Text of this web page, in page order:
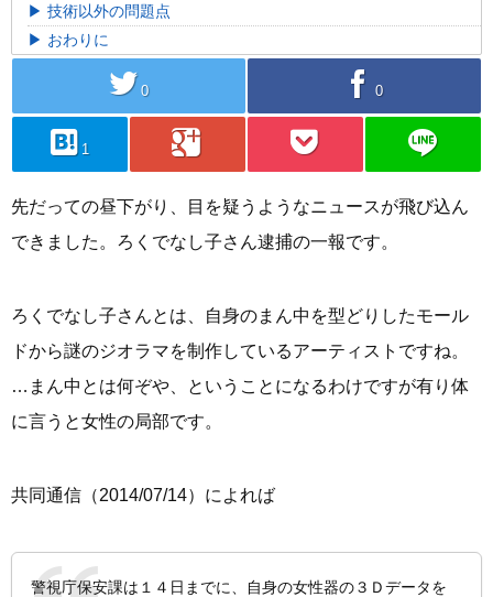
技術以外の問題点
おわりに
twitter 0 facebook 0
hatebu 1 googleplus pocket line
先だっての昼下がり、目を疑うようなニュースが飛び込ん
できました。ろくでなし子さん逮捕の一報です。
ろくでなし子さんとは、自身のまん中を型どりしたモール
ドから謎のジオラマを制作しているアーティストですね。
…まん中とは何ぞや、ということになるわけですが有り体
に言うと女性の局部です。
共同通信（2014/07/14）によれば
警視庁保安課は１４日までに、自身の女性器の３Ｄデータを